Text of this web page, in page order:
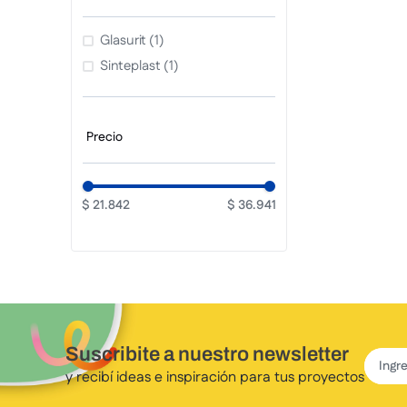
Glasurit (1)
Sinteplast (1)
$ 21.842 $ 36.941
Suscribite a nuestro newsletter
y recibí ideas e inspiración para tus proyectos